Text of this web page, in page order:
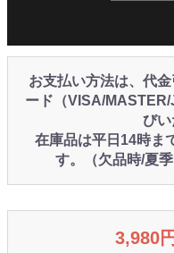
お支払い方法は、代
ード（VISA/
びい
在庫品は平日14時ま
す。（欠品時/夏
3,980